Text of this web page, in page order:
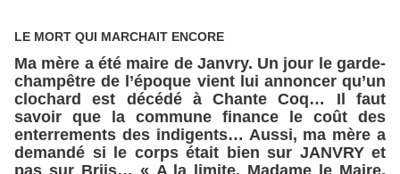
LE MORT QUI MARCHAIT ENCORE
Ma mère a été maire de Janvry. Un jour le garde-
champêtre de l’époque vient lui annoncer qu’un
clochard est décédé à Chante Coq… Il faut
savoir que la commune finance le coût des
enterrements des indigents… Aussi, ma mère a
demandé si le corps était bien sur JANVRY et